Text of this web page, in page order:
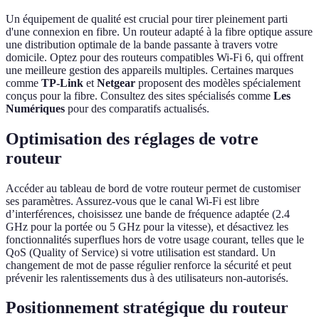
Un équipement de qualité est crucial pour tirer pleinement parti
d'une connexion en fibre. Un routeur adapté à la fibre optique assure
une distribution optimale de la bande passante à travers votre
domicile. Optez pour des routeurs compatibles Wi-Fi 6, qui offrent
une meilleure gestion des appareils multiples. Certaines marques
comme TP-Link et Netgear proposent des modèles spécialement
conçus pour la fibre. Consultez des sites spécialisés comme Les
Numériques pour des comparatifs actualisés.
Optimisation des réglages de votre
routeur
Accéder au tableau de bord de votre routeur permet de customiser
ses paramètres. Assurez-vous que le canal Wi-Fi est libre
d’interférences, choisissez une bande de fréquence adaptée (2.4
GHz pour la portée ou 5 GHz pour la vitesse), et désactivez les
fonctionnalités superflues hors de votre usage courant, telles que le
QoS (Quality of Service) si votre utilisation est standard. Un
changement de mot de passe régulier renforce la sécurité et peut
prévenir les ralentissements dus à des utilisateurs non-autorisés.
Positionnement stratégique du routeur